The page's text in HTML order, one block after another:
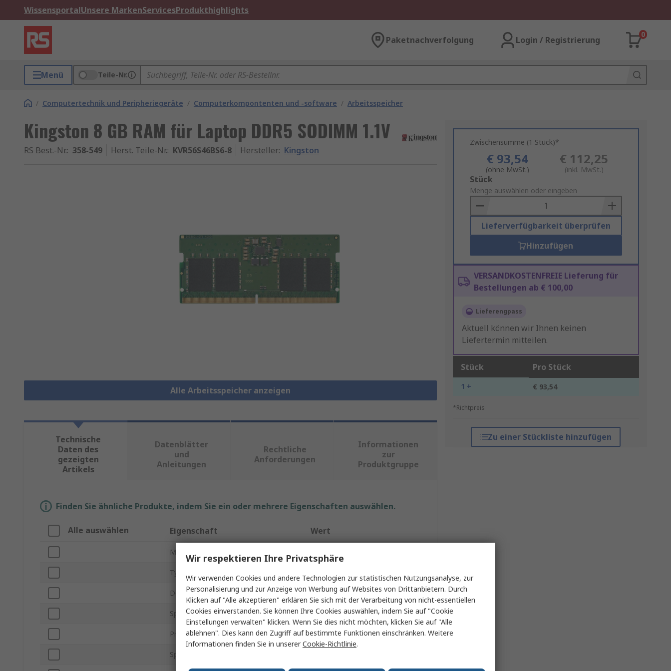
WissensportalUnsere MarkenServicesProdukthighlights
Paketnachverfolgung Login / Registrierung
0
Menü Teile-Nr.
/ Computertechnik und Peripheriegeräte / Computerkompontenten und -software / Arbeitsspeicher
Kingston 8 GB RAM für Laptop DDR5 SODIMM 1.1V
RS Best.-Nr.: 358-549 Herst. Teile-Nr.: KVR56S46BS6-8 Hersteller: Kingston
Alle Arbeitsspeicher anzeigen
Zwischensumme (1 Stück)*
€ 93,54
(ohne MwSt.)
€ 112,25
(inkl. MwSt.)
Add
to
Basket
Stück
Menge auswählen oder eingeben
Lieferverfügbarkeit überprüfen
Hinzufügen
VERSANDKOSTENFREIE Lieferung für
Bestellungen ab € 100,00
Lieferengpass
Aktuell können wir Ihnen keinen
Liefertermin mitteilen.
Stück Pro Stück
1 + € 93,54
*Richtpreis
Zu einer Stückliste hinzufügen
Technische
Daten des
gezeigten
Artikels
Datenblätter
und
Anleitungen
Rechtliche
Anforderungen
Informationen
zur
Produktgruppe
Finden Sie ähnliche Produkte, indem Sie ein oder mehrere Eigenschaften auswählen.
Alle auswählen Eigenschaft Wert
Marke
Typ des Speichersteckplatzes
Desktop/Laptop Laptop
Speicher Größe 8GB
Produkt Typ RAM
Speicherklasse
Wir respektieren Ihre Privatsphäre
Wir verwenden Cookies und andere Technologien zur statistischen Nutzungsanalyse, zur
Personalisierung und zur Anzeige von Werbung auf Websites von Drittanbietern. Durch
Klicken auf "Alle akzeptieren" erklären Sie sich mit der Verarbeitung von nicht-essentiellen
Cookies einverstanden. Sie können Ihre Cookies auswählen, indem Sie auf "Cookie
Einstellungen verwalten" klicken. Wenn Sie dies nicht möchten, klicken Sie auf "Alle
ablehnen". Dies kann den Zugriff auf bestimmte Funktionen einschränken. Weitere
Informationen finden Sie in unsererCookie-Richtlinie.